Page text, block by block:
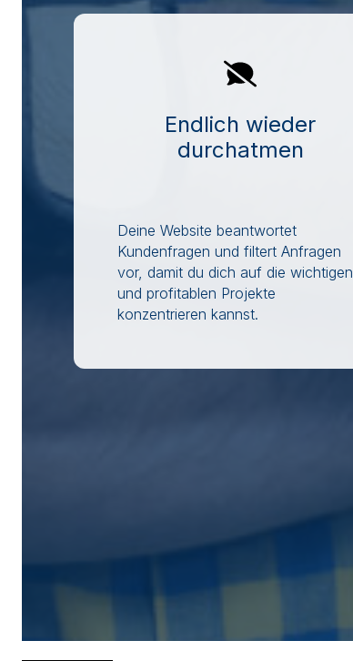
Endlich wieder
durchatmen
Deine Website beantwortet
Kundenfragen und filtert Anfragen
vor, damit du dich auf die wichtigen
und profitablen Projekte
konzentrieren kannst.